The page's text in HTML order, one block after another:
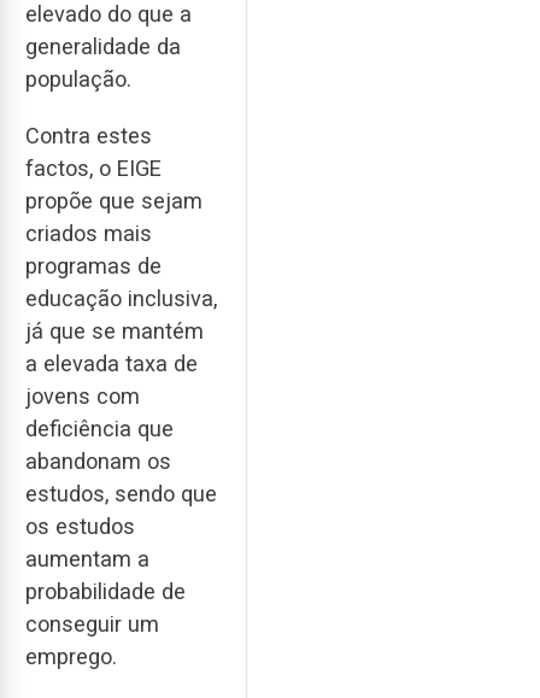
elevado do que a
generalidade da
população.
Contra estes
factos, o EIGE
propõe que sejam
criados mais
programas de
educação inclusiva,
já que se mantém
a elevada taxa de
jovens com
deficiência que
abandonam os
estudos, sendo que
os estudos
aumentam a
probabilidade de
conseguir um
emprego.